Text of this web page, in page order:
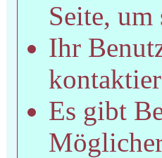
Seite,
Ihr
Es gibt